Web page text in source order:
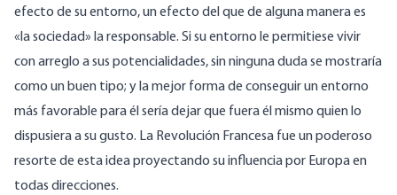
efecto de su entorno, un efecto del que de alguna manera es
«la sociedad» la responsable. Si su entorno le permitiese vivir
con arreglo a sus potencialidades, sin ninguna duda se mostraría
como un buen tipo; y la mejor forma de conseguir un entorno
más favorable para él sería dejar que fuera él mismo quien lo
dispusiera a su gusto. La Revolución Francesa fue un poderoso
resorte de esta idea proyectando su influencia por Europa en
todas direcciones.